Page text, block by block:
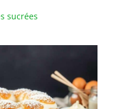
assiettes
esthétiquement
culinaires.
& FACILE À
Nous
l'importance
sucrées